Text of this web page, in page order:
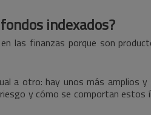
indexados?
las finanzas porque son
a otro: hay unos más
y cómo se comportan